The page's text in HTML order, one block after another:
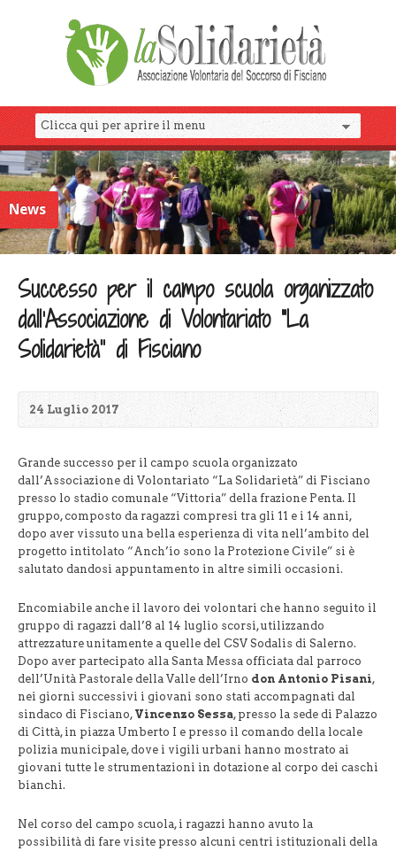
News
Successo per il campo scuola organizzato
dall’Associazione di Volontariato “La
Solidarietà” di Fisciano
24 Luglio 2017
Grande successo per il campo scuola organizzato
dall’Associazione di Volontariato “La Solidarietà” di Fisciano
presso lo stadio comunale “Vittoria” della frazione Penta. Il
gruppo, composto da ragazzi compresi tra gli 11 e i 14 anni,
dopo aver vissuto una bella esperienza di vita nell’ambito del
progetto intitolato “Anch’io sono la Protezione Civile” si è
salutato dandosi appuntamento in altre simili occasioni.
Encomiabile anche il lavoro dei volontari che hanno seguito il
gruppo di ragazzi dall’8 al 14 luglio scorsi, utilizzando
attrezzature unitamente a quelle del CSV Sodalis di Salerno.
Dopo aver partecipato alla Santa Messa officiata dal parroco
dell’Unità Pastorale della Valle dell’Irno don Antonio Pisani,
nei giorni successivi i giovani sono stati accompagnati dal
sindaco di Fisciano, Vincenzo Sessa, presso la sede di Palazzo
di Città, in piazza Umberto I e presso il comando della locale
polizia municipale, dove i vigili urbani hanno mostrato ai
giovani tutte le strumentazioni in dotazione al corpo dei caschi
bianchi.
Nel corso del campo scuola, i ragazzi hanno avuto la
possibilità di fare visite presso alcuni centri istituzionali della